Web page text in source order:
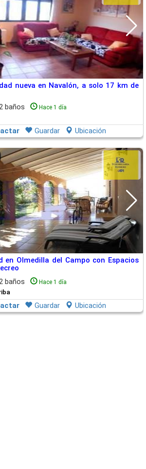
nueva en Navalón, a solo 17 km de
baños Hace 1 día
Guardar Ubicación
en Olmedilla del Campo con Espacios
baños Hace 1 día
Guardar Ubicación